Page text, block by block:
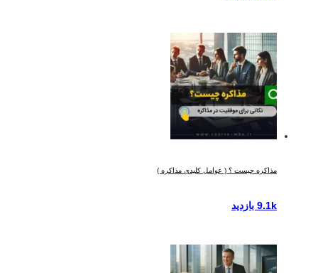
مذاکره چیست ؟ ( عوامل کلیدی مذاکره )
9.1k بازدید